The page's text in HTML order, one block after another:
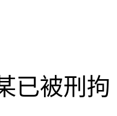
已被刑拘